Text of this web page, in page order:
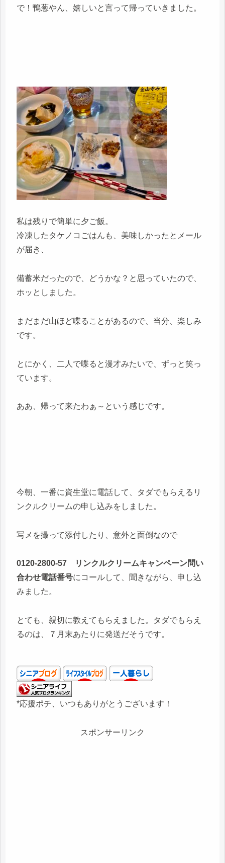
で！鴨葱やん、嬉しいと言って帰っていきました。
私は残りで簡単に夕ご飯。
冷凍したタケノコごはんも、美味しかったとメール
が届き、
備蓄米だったので、どうかな？と思っていたので、
ホッとしました。
まだまだ山ほど喋ることがあるので、当分、楽しみ
です。
とにかく、二人で喋ると漫才みたいで、ずっと笑っ
ています。
ああ、帰って来たわぁ～という感じです。
今朝、一番に資生堂に電話して、タダでもらえるリ
ンクルクリームの申し込みをしました。
写メを撮って添付したり、意外と面倒なので
0120-2800-57 リンクルクリームキャンペーン問い
合わせ電話番号にコールして、聞きながら、申し込
みました。
とても、親切に教えてもらえました。タダでもらえ
るのは、７月末あたりに発送だそうです。
*応援ポチ、いつもありがとうございます！
スポンサーリンク